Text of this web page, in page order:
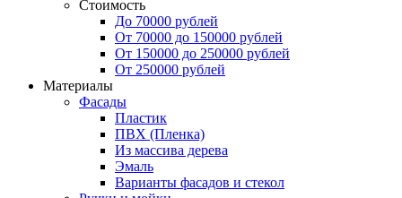
Стоимость
До 70000 рублей
От 70000 до 150000 рублей
От 150000 до 250000 рублей
От 250000 рублей
Материалы
Фасады
Пластик
ПВХ (Пленка)
Из массива дерева
Эмаль
Варианты фасадов и стекол